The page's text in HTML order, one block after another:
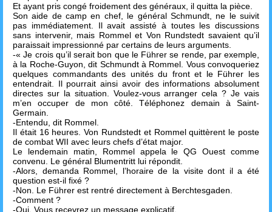
Et ayant pris congé froidement des généraux, il quitta la pièce.
Son aide de camp en chef, le général Schmundt, ne le suivit
pas immédiatement. Il avait assisté à toutes les discussions
sans intervenir, mais Rommel et Von Rundstedt savaient qu’il
paraissait impressionné par certains de leurs arguments.
-« Je crois qu’il serait bon que le Führer se rende, par exemple,
à la Roche-Guyon, dit Schmundt à Rommel. Vous convoqueriez
quelques commandants des unités du front et le Führer les
entendrait. Il pourrait ainsi avoir des informations absolument
directes sur la situation. Voulez-vous arranger cela ? Je vais
m’en occuper de mon côté. Téléphonez demain à Saint-
Germain.
-Entendu, dit Rommel.
Il était 16 heures. Von Rundstedt et Rommel quittèrent le poste
de combat WII avec leurs chefs d’état major.
Le lendemain matin, Rommel appela le QG Ouest comme
convenu. Le général Blumentritt lui répondit.
-Alors, demanda Rommel, l’horaire de la visite dont il a été
question est-il fixé ?
-Non. Le Führer est rentré directement à Berchtesgaden.
-Comment ?
-Oui. Vous recevrez un message explicatif.